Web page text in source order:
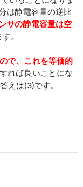
は静電容量の逆比
サの静電容量は空
。
で、これを等価的
れば良いことにな
えは(3)です。